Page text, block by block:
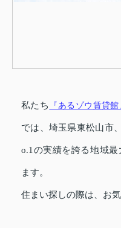
私たち 『あるゾウ賃貸
では、埼玉県東松山市
o.1の実績を誇る地域
ます。
住まい探しの際は、お